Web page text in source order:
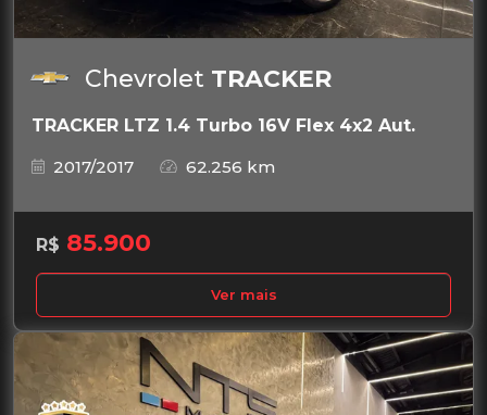
Chevrolet TRACKER
TRACKER LTZ 1.4 Turbo 16V Flex 4x2 Aut.
2017/2017
62.256 km
R$ 85.900
Ver mais